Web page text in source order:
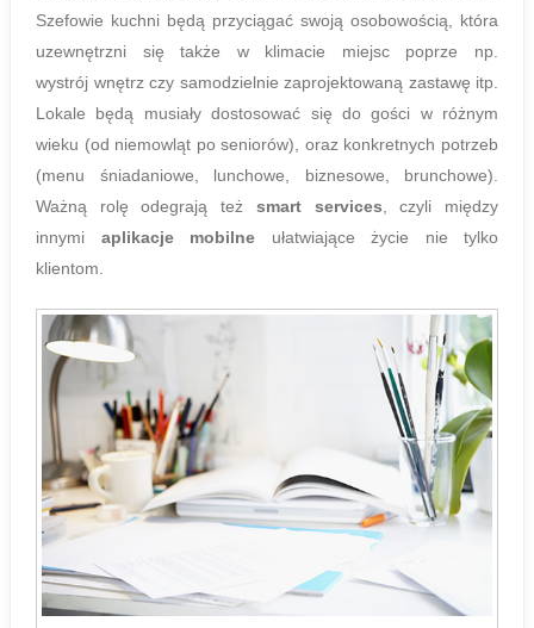
Szefowie kuchni będą przyciągać swoją osobowością, która
uzewnętrzni się także w klimacie miejsc poprze np.
wystrój wnętrz czy samodzielnie zaprojektowaną zastawę itp.
Lokale będą musiały dostosować się do gości w różnym
wieku (od niemowląt po seniorów), oraz konkretnych potrzeb
(menu śniadaniowe, lunchowe, biznesowe, brunchowe).
Ważną rolę odegrają też smart services , czyli między
innymi aplikacje mobilne ułatwiające życie nie tylko
klientom.